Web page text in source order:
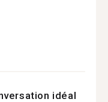
idéal